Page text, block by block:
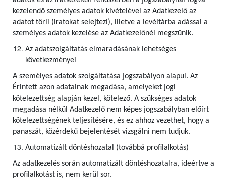
kezelendő személyes adatok kivételével az Adatkezelő az
adatot törli (iratokat selejtezi), illetve a levéltárba adással a
személyes adatok kezelése az Adatkezelőnél megszűnik.
Az adatszolgáltatás elmaradásának lehetséges
következményei
A személyes adatok szolgáltatása jogszabályon alapul. Az
Érintett azon adatainak megadása, amelyeket jogi
kötelezettség alapján kezel, kötelező. A szükséges adatok
megadása nélkül Adatkezelő nem képes jogszabályban előírt
kötelezettségének teljesítésére, és ez ahhoz vezethet, hogy a
panaszát, közérdekű bejelentését vizsgálni nem tudjuk.
Automatizált döntéshozatal (továbbá profilalkotás)
Az adatkezelés során automatizált döntéshozatalra, ideértve a
profilalkotást is, nem kerül sor.